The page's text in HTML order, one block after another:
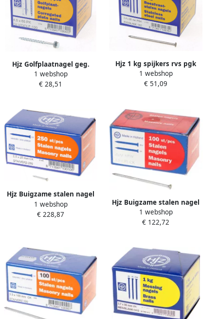
Hjz Golfplaatnagel geg.
65x4.0
1 webshop
€ 28,51
Hjz 1 kg spijkers rvs pgk
80x3.4
1 webshop
€ 51,09
Hjz Buigzame stalen nagel
25x2.5
1 webshop
€ 228,87
Hjz Buigzame stalen nagel
90x3.5
1 webshop
€ 122,72